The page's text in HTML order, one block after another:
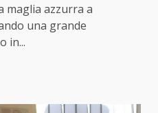
maglia azzurra a
una grande
in...